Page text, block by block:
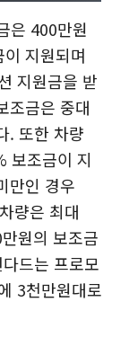
은 400만원
지원되며
지원금을 받
조금은 중대
. 또한 차량
보조금이 지
만인 경우
량은 최대
원의 보조금
드는 프로모
3천만원대로